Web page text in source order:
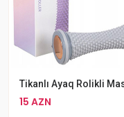
15 AZN